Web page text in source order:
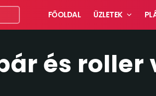
FŐOLDAL ÜZLETEK
és roller